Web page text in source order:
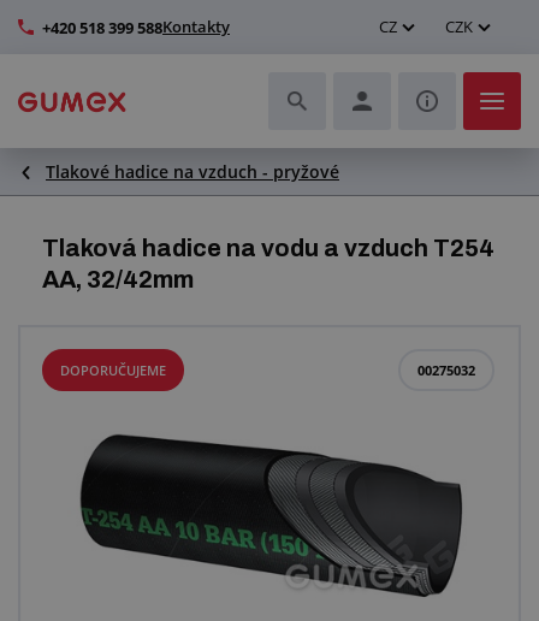
+420 518 399 588Kontakty CZ CZK
Hadice a jejich kompletace
Profily a výroba těsnění
Dopravníkové pásy a montáž
Zlepšení pracovního prostředí
Další pryžové a plastové výrobky
Centrum poptávek
Tlakové hadice na vzduch - pryžové
Tlaková hadice na vodu a vzduch T254
AA, 32/42mm
00275032
DOPORUČUJEME